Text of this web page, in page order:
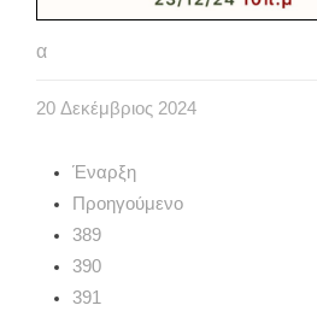
α
20 Δεκέμβριος 2024
Έναρξη
Προηγούμενο
389
390
391